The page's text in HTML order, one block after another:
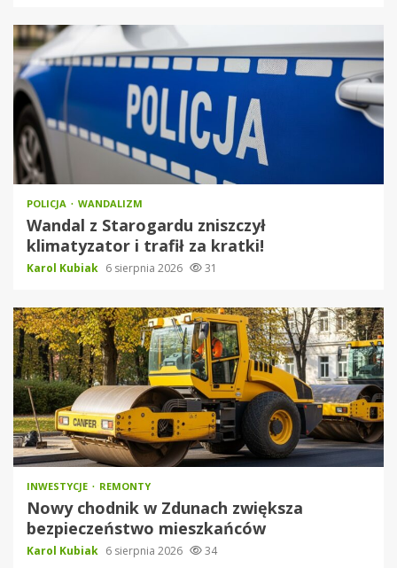
POLICJA WANDALIZM
Wandal z Starogardu zniszczył
klimatyzator i trafił za kratki!
Karol Kubiak 6 sierpnia 2026 31
INWESTYCJE REMONTY
Nowy chodnik w Zdunach zwiększa
bezpieczeństwo mieszkańców
Karol Kubiak 6 sierpnia 2026 34